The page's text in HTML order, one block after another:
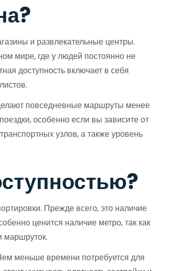
и развлекательные центры.
мире, где у людей постоянно не
доступность включает в себя
повседневные маршруты менее
особенно если вы зависите от
узлов, а также уровень
Прежде всего, это наличие
ценится наличие метро, так как
маршруток.
меньше времени потребуется для